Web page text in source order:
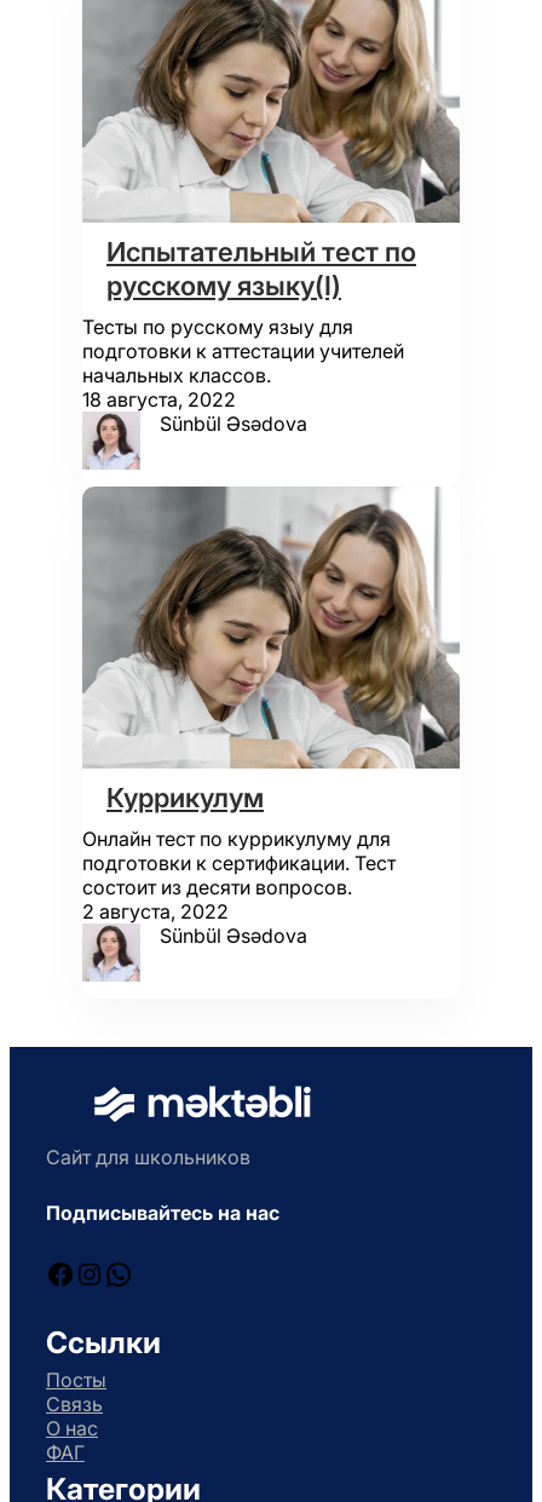
Испытательный тест по
русскому языку(I)
Тесты по русскому языу для
подготовки к аттестации учителей
начальных классов.
18 августа, 2022
Sünbül Əsədova
Куррикулум
Онлайн тест по куррикулуму для
подготовки к сертификации. Тест
состоит из десяти вопросов.
2 августа, 2022
Sünbül Əsədova
Сайт для школьников
Подписывайтесь на нас
Facebook
Instagram
WhatsApp
Ссылки
Посты
Связь
О нас
ФАГ
Категории